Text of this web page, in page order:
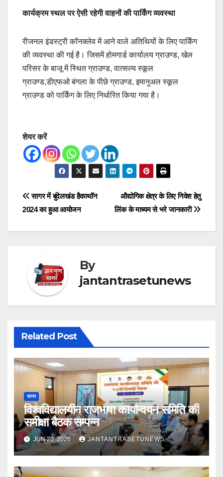
कार्यक्रम स्थल पर ऐसी रहेगी वाहनों की पार्किंग व्यवस्था
रीजनल इंडस्ट्री कॉनक्लेव में आने वाले अतिथियों के लिए पार्किंग
की व्यवस्था की गई है। जिसमें होमगार्ड कार्यालय ग्राउण्ड, खेल
परिसर के बाजू में स्थित ग्राउण्ड, वात्सल्य स्कूल
ग्राउण्ड,डीएफओ बंगला के पीछे ग्राउण्ड, इमानुअल स्कूल
ग्राउण्ड को पार्किंग के लिए निर्धारित किया गया है।
शेयर करें
Post
navigation
औद्योगिक क्षेत्र के लिए निवेश हेतु
लिंक के माध्यम से भरे जानकारी
सागर में बुंदेलखंड हैकाथॉन
2024 का हुआ आयोजन
By
jantantrasetunews
Related Post
सागर
विश्वविद्यालयीन राजभाषा कार्यान्वयन समिति की
समीक्षा बैठक सम्पन्न
JUN 20, 2026 JANTANTRASETUNEWS